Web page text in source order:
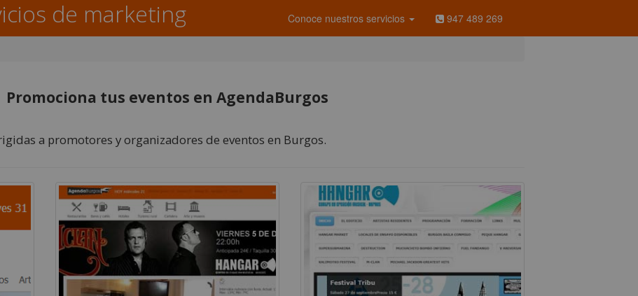
de marketing Conoce nuestros servicios 947 489 269
Promociona tus eventos en AgendaBurgos
a promotores y organizadores de eventos en Burgos.